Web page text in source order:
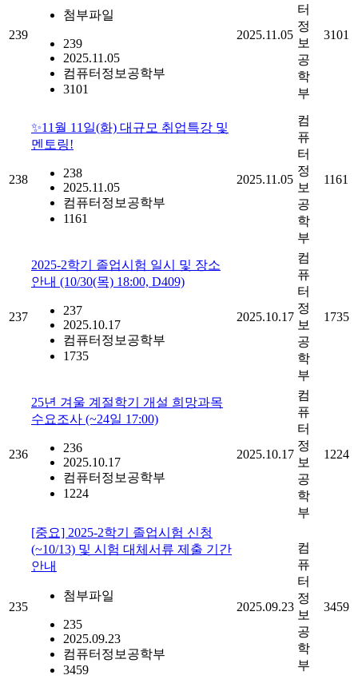
239
첨부파일
239
2025.11.05
컴퓨터정보공학부
3101
2025.11.05
터
정
보
공
학
부
3101
238
✨11월 11일(화) 대규모 취업특강 및
멘토링!
238
2025.11.05
컴퓨터정보공학부
1161
2025.11.05
컴
퓨
터
정
보
공
학
부
1161
237
2025-2학기 졸업시험 일시 및 장소
안내 (10/30(목) 18:00, D409)
237
2025.10.17
컴퓨터정보공학부
1735
2025.10.17
컴
퓨
터
정
보
공
학
부
1735
236
25년 겨울 계절학기 개설 희망과목
수요조사 (~24일 17:00)
236
2025.10.17
컴퓨터정보공학부
1224
2025.10.17
컴
퓨
터
정
보
공
학
부
1224
235
[중요] 2025-2학기 졸업시험 신청
(~10/13) 및 시험 대체서류 제출 기간
안내
첨부파일
235
2025.09.23
컴퓨터정보공학부
3459
2025.09.23
컴
퓨
터
정
보
공
학
부
3459